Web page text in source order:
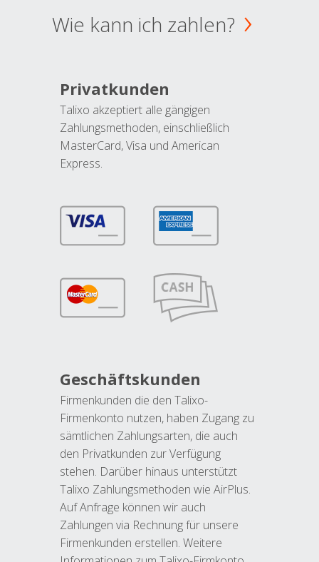
Wie kann ich zahlen?
Privatkunden
Talixo akzeptiert alle gängigen
Zahlungsmethoden, einschließlich
MasterCard, Visa und American
Express.
Geschäftskunden
Firmenkunden die den Talixo-
Firmenkonto nutzen, haben Zugang zu
sämtlichen Zahlungsarten, die auch
den Privatkunden zur Verfügung
stehen. Darüber hinaus unterstützt
Talixo Zahlungsmethoden wie AirPlus.
Auf Anfrage können wir auch
Zahlungen via Rechnung für unsere
Firmenkunden erstellen. Weitere